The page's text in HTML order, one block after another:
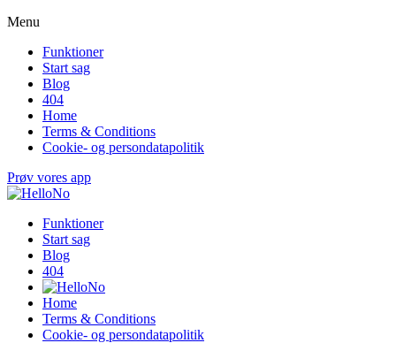
Menu
Funktioner
Start sag
Blog
404
Home
Terms & Conditions
Cookie- og persondatapolitik
Prøv vores app
Funktioner
Start sag
Blog
404
Home
Terms & Conditions
Cookie- og persondatapolitik